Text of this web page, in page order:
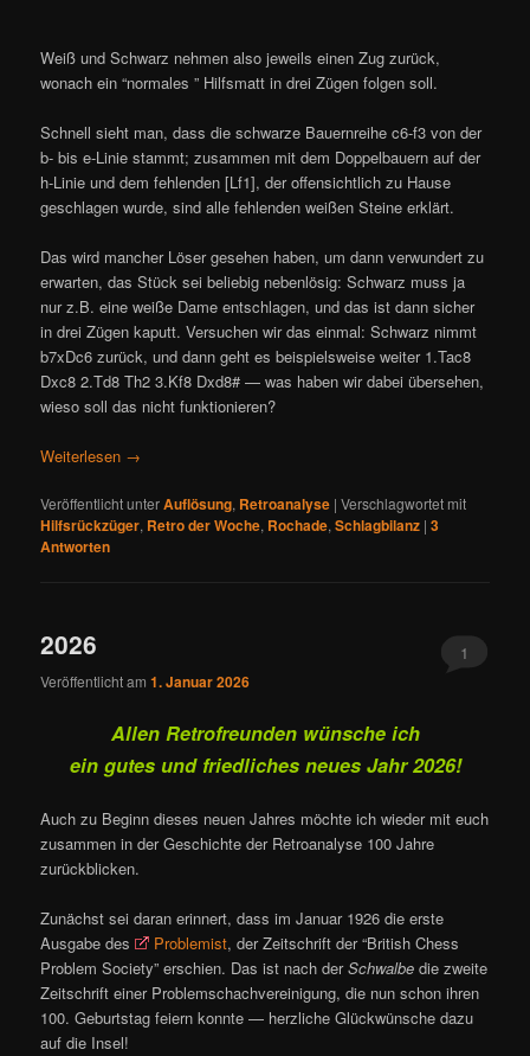
Weiß und Schwarz nehmen also jeweils einen Zug zurück,
wonach ein “normales ” Hilfsmatt in drei Zügen folgen soll.
Schnell sieht man, dass die schwarze Bauernreihe c6-f3 von der
b- bis e-Linie stammt; zusammen mit dem Doppelbauern auf der
h-Linie und dem fehlenden [Lf1], der offensichtlich zu Hause
geschlagen wurde, sind alle fehlenden weißen Steine erklärt.
Das wird mancher Löser gesehen haben, um dann verwundert zu
erwarten, das Stück sei beliebig nebenlösig: Schwarz muss ja
nur z.B. eine weiße Dame entschlagen, und das ist dann sicher
in drei Zügen kaputt. Versuchen wir das einmal: Schwarz nimmt
b7xDc6 zurück, und dann geht es beispielsweise weiter 1.Tac8
Dxc8 2.Td8 Th2 3.Kf8 Dxd8# — was haben wir dabei übersehen,
wieso soll das nicht funktionieren?
Weiterlesen →
Veröffentlicht unterAuflösung, Retroanalyse |Verschlagwortet mit
Hilfsrückzüger, Retro der Woche, Rochade,Schlagbilanz |3
Antworten
2026
Veröffentlicht am1. Januar 2026
1
Allen Retrofreunden wünsche ich
ein gutes und friedliches neues Jahr 2026!
Auch zu Beginn dieses neuen Jahres möchte ich wieder mit euch
zusammen in der Geschichte der Retroanalyse 100 Jahre
zurückblicken.
Zunächst sei daran erinnert, dass im Januar 1926 die erste
Ausgabe des
Problemist, der Zeitschrift der “British Chess
Problem Society” erschien. Das ist nach derSchwalbe die zweite
Zeitschrift einer Problemschachvereinigung, die nun schon ihren
100. Geburtstag feiern konnte — herzliche Glückwünsche dazu
auf die Insel!